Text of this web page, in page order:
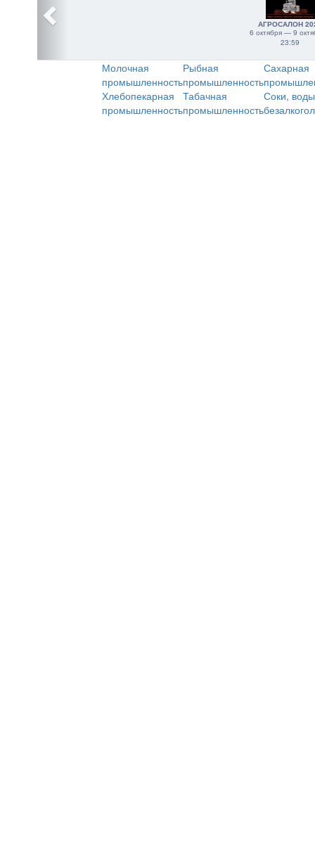
АГРОСАЛОН
6 октября — 9
23:59
Молочная
промышленность
Рыбная
промышленность
Сахарная
Хлебопекарная
промышленность
Табачная
промышленность
Соки,